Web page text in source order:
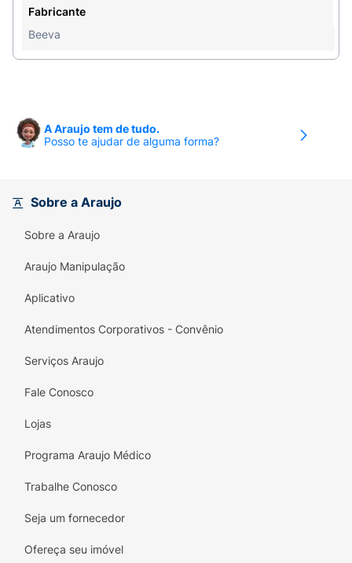
ingrediente secreto em marinadas, molhos de
salada e sobremesas sofisticadas.
Características:
Peso:280g.
Certificação:Produto Oficial MasterChef Brasil.
Benefícios:
Fabricante
Beeva
A Araujo tem de tudo.
Posso te ajudar de alguma forma?
Sobre a Araujo
Sobre a Araujo
Araujo Manipulação
Aplicativo
Atendimentos Corporativos - Convênio
Serviços Araujo
Fale Conosco
Lojas
Programa Araujo Médico
Trabalhe Conosco
Seja um fornecedor
Ofereça seu imóvel